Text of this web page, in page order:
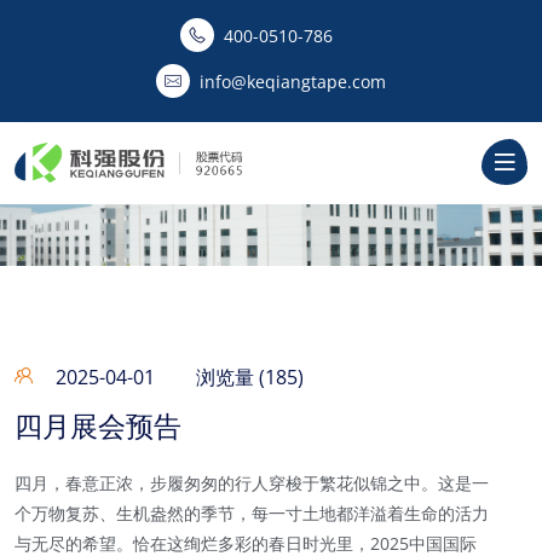
400-0510-786‬
info@keqiangtape.com
2025-04-01 浏览量 (185)
四月展会预告
四月，春意正浓，步履匆匆的行人穿梭于繁花似锦之中。这是一
个万物复苏、生机盎然的季节，每一寸土地都洋溢着生命的活力
与无尽的希望。恰在这绚烂多彩的春日时光里，2025中国国际